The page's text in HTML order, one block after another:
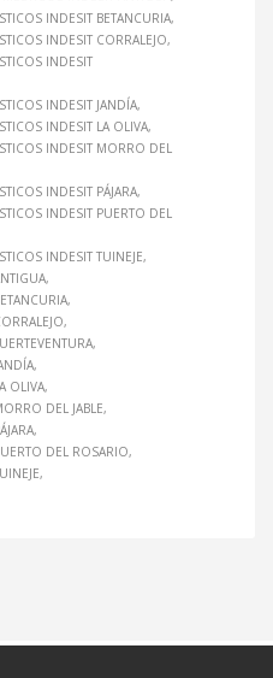
INDESIT BETANCURIA
INDESIT CORRALEJO
INDESIT
INDESIT JANDÍA
INDESIT LA OLIVA
INDESIT MORRO DEL
INDESIT PÁJARA
INDESIT PUERTO DEL
INDESIT TUINEJE
OLIVA
DEL JABLE
DEL ROSARIO